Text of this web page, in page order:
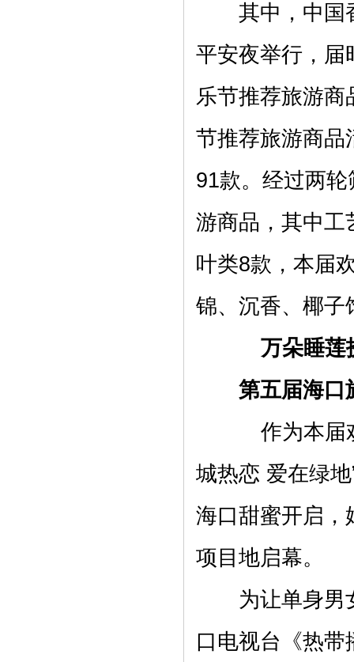
其中，中国香
平安夜举行，届
乐节推荐旅游商
节推荐旅游商品
91款。经过两
游商品，其中工
叶类8款，本届
锦、沉香、椰子
万朵睡莲
第五届海口旅
作为本届欢
城热恋 爱在绿
海口甜蜜开启，
项目地启幕。
为让单身男女
口电视台《热带